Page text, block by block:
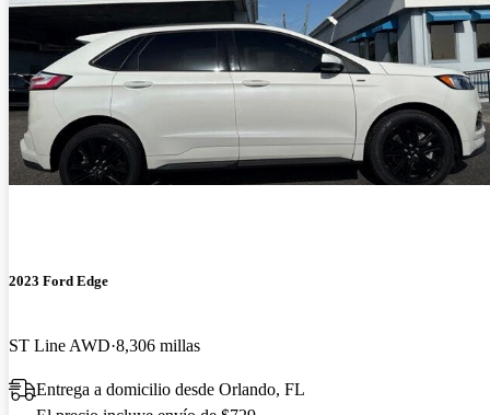
2023 Ford Edge
ST Line AWD 8,306 millas
Entrega a domicilio desde Orlando, FL